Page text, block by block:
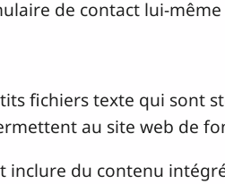
de contact lui-
fichiers texte qui sont
au site web de
inclure du contenu